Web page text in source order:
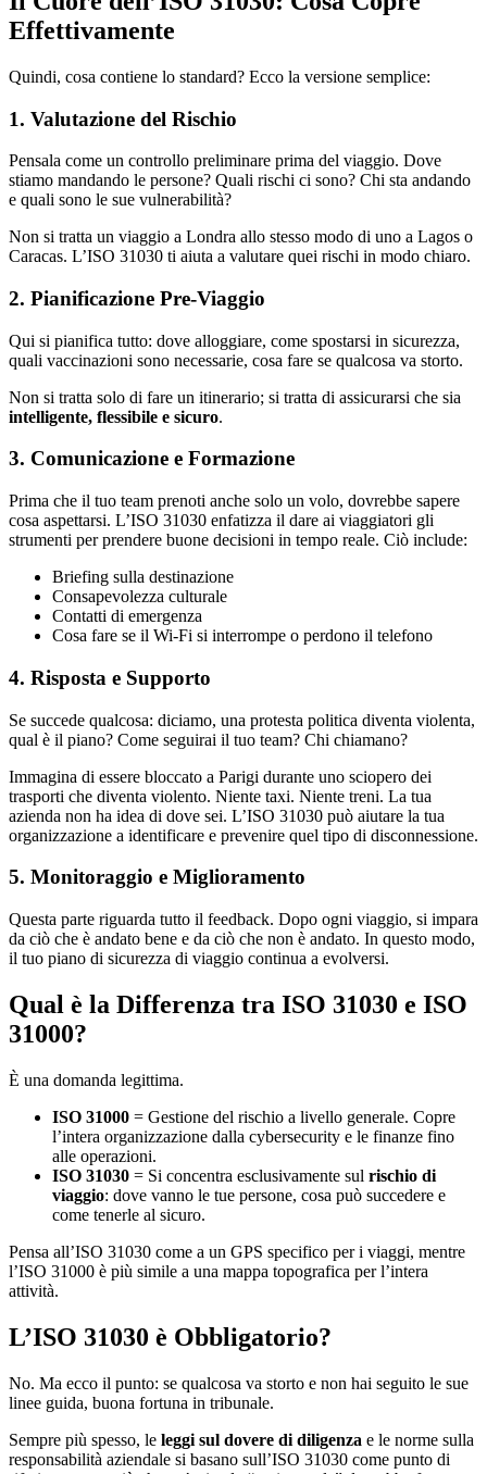
Effettivamente
Quindi, cosa contiene lo standard? Ecco la versione semplice:
1. Valutazione del Rischio
Pensala come un controllo preliminare prima del viaggio. Dove
stiamo mandando le persone? Quali rischi ci sono? Chi sta andando
e quali sono le sue vulnerabilità?
Non si tratta un viaggio a Londra allo stesso modo di uno a Lagos o
Caracas. L’ISO 31030 ti aiuta a valutare quei rischi in modo chiaro.
2. Pianificazione Pre-Viaggio
Qui si pianifica tutto: dove alloggiare, come spostarsi in sicurezza,
quali vaccinazioni sono necessarie, cosa fare se qualcosa va storto.
Non si tratta solo di fare un itinerario; si tratta di assicurarsi che sia
intelligente, flessibile e sicuro.
3. Comunicazione e Formazione
Prima che il tuo team prenoti anche solo un volo, dovrebbe sapere
cosa aspettarsi. L’ISO 31030 enfatizza il dare ai viaggiatori gli
strumenti per prendere buone decisioni in tempo reale. Ciò include:
Briefing sulla destinazione
Consapevolezza culturale
Contatti di emergenza
Cosa fare se il Wi-Fi si interrompe o perdono il telefono
4. Risposta e Supporto
Se succede qualcosa: diciamo, una protesta politica diventa violenta,
qual è il piano? Come seguirai il tuo team? Chi chiamano?
Immagina di essere bloccato a Parigi durante uno sciopero dei
trasporti che diventa violento. Niente taxi. Niente treni. La tua
azienda non ha idea di dove sei. L’ISO 31030 può aiutare la tua
organizzazione a identificare e prevenire quel tipo di disconnessione.
5. Monitoraggio e Miglioramento
Questa parte riguarda tutto il feedback. Dopo ogni viaggio, si impara
da ciò che è andato bene e da ciò che non è andato. In questo modo,
il tuo piano di sicurezza di viaggio continua a evolversi.
Qual è la Differenza tra ISO 31030 e ISO
31000?
È una domanda legittima.
ISO 31000 = Gestione del rischio a livello generale. Copre
l’intera organizzazione dalla cybersecurity e le finanze fino
alle operazioni.
ISO 31030 = Si concentra esclusivamente sul rischio di
viaggio: dove vanno le tue persone, cosa può succedere e
come tenerle al sicuro.
Pensa all’ISO 31030 come a un GPS specifico per i viaggi, mentre
l’ISO 31000 è più simile a una mappa topografica per l’intera
attività.
L’ISO 31030 è Obbligatorio?
No. Ma ecco il punto: se qualcosa va storto e non hai seguito le sue
linee guida, buona fortuna in tribunale.
Sempre più spesso, le leggi sul dovere di diligenza e le norme sulla
responsabilità aziendale si basano sull’ISO 31030 come punto di